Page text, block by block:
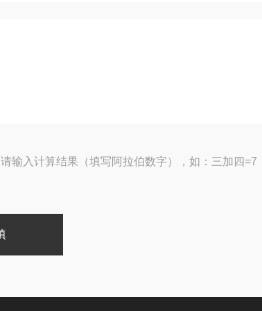
请输入计算结果（填写阿拉伯数字），如：三加四=7